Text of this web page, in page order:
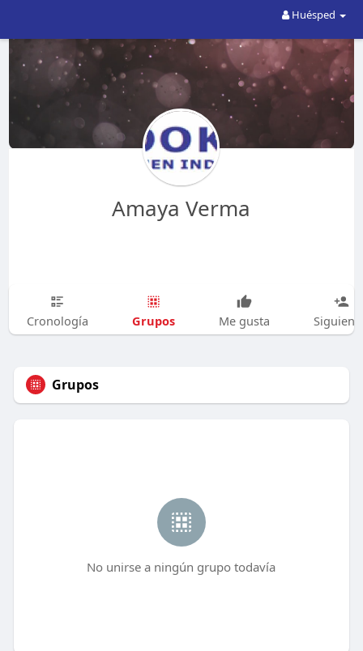
Huésped
Amaya Verma
Cronología Grupos Me gusta
Grupos
No unirse a ningún grupo todavía